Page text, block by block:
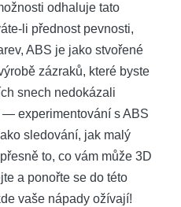
odhaluje tato
li přednost pevnosti,
ABS je jako stvořené
zázraků, které byste
snech nedokázali
— experimentování s ABS
sledování, jak malý
to, co vám může 3D
a ponořte se do této
vaše nápady ožívají!